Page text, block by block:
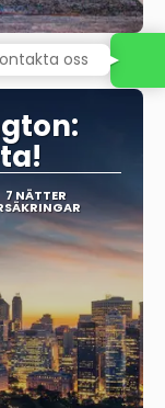
· Osaka
7 NÄTTER
oss